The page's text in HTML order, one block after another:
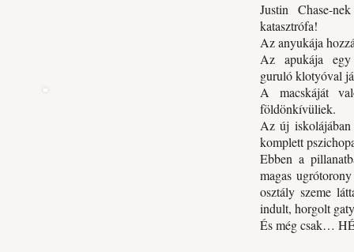
Justin Chase-
katasztrófa!
Az anyukája
Az apukája egy
guruló klotyóval
A macskáját
földönkívüliek.
Az új
komplett
Ebben a
magas
osztály szeme
indult, horgolt
És még csak…